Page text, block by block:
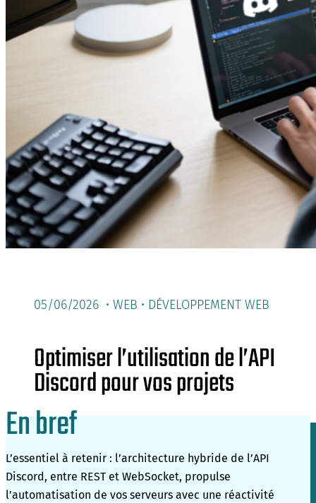
05/06/2026 • WEB • DÉVELOPPEMENT WEB
Optimiser l’utilisation de l’API
Discord pour vos projets
En bref
L’essentiel à retenir : l’architecture hybride de l’API
Discord, entre REST et WebSocket, propulse
l’automatisation de vos serveurs avec une réactivité